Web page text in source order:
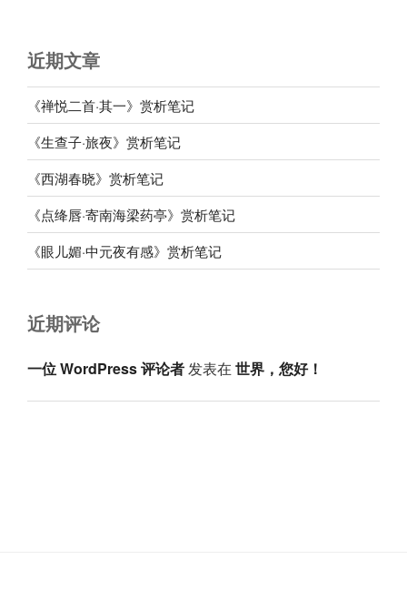
近期文章
《禅悦二首·其一》赏析笔记
《生查子·旅夜》赏析笔记
《西湖春晓》赏析笔记
《点绛唇·寄南海梁药亭》赏析笔记
《眼儿媚·中元夜有感》赏析笔记
近期评论
一位 WordPress 评论者发表在 世界，您好！